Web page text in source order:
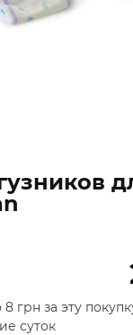
грн за эту
суток